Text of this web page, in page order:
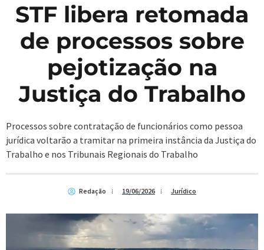
STF libera retomada
de processos sobre
pejotização na
Justiça do Trabalho
Processos sobre contratação de funcionários como pessoa
jurídica voltarão a tramitar na primeira instância da Justiça do
Trabalho e nos Tribunais Regionais do Trabalho
Redação 19/06/2026 Jurídico